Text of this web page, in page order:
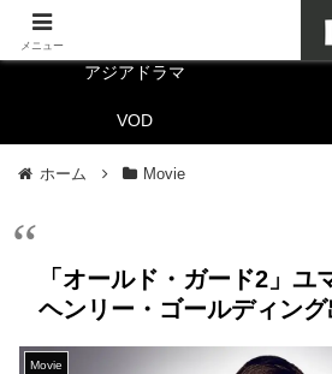
アジアドラマ
VOD
ホーム Movie
「オールド・ガード2」ユ
ヘンリー・ゴールディン
Movie
メニュー